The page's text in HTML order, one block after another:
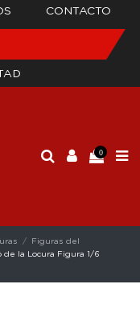
CONTACTO
0
Figuras del
la Locura Figura 1/6